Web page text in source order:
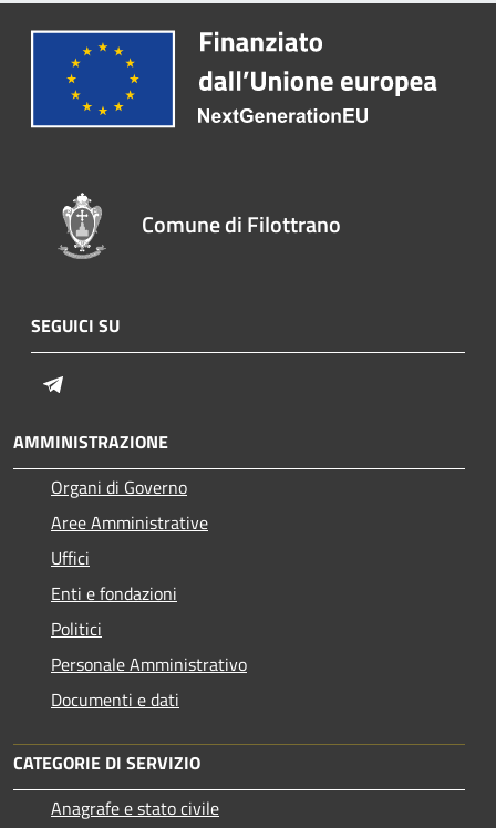
Comune di Filottrano
SEGUICI SU
AMMINISTRAZIONE
Organi di Governo
Aree Amministrative
Uffici
Enti e fondazioni
Politici
Personale Amministrativo
Documenti e dati
CATEGORIE DI SERVIZIO
Anagrafe e stato civile